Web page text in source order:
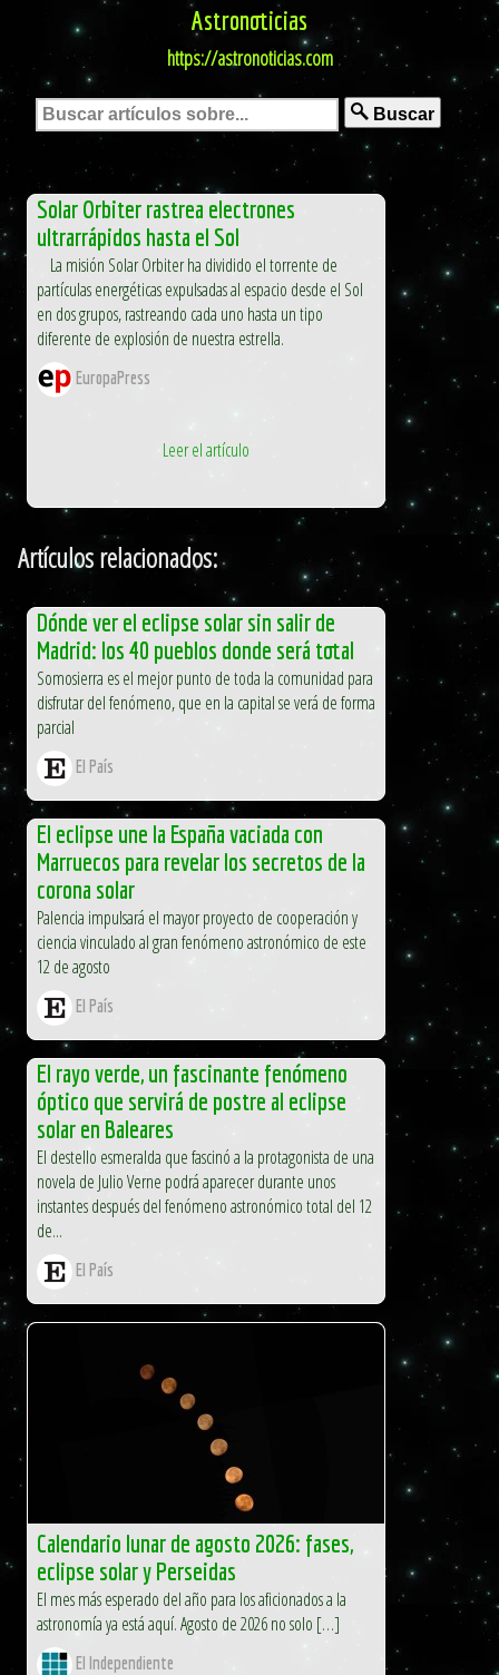
Astronoticias
https://astronoticias.com
Buscar
Solar Orbiter rastrea electrones
ultrarrápidos hasta el Sol
La misión Solar Orbiter ha dividido el torrente de
partículas energéticas expulsadas al espacio desde el Sol
en dos grupos, rastreando cada uno hasta un tipo
diferente de explosión de nuestra estrella.
EuropaPress
Leer el artículo
Artículos relacionados:
Dónde ver el eclipse solar sin salir de
Madrid: los 40 pueblos donde será total
Somosierra es el mejor punto de toda la comunidad para
disfrutar del fenómeno, que en la capital se verá de forma
parcial
El País
El eclipse une la España vaciada con
Marruecos para revelar los secretos de la
corona solar
Palencia impulsará el mayor proyecto de cooperación y
ciencia vinculado al gran fenómeno astronómico de este
12 de agosto
El País
El rayo verde, un fascinante fenómeno
óptico que servirá de postre al eclipse
solar en Baleares
El destello esmeralda que fascinó a la protagonista de una
novela de Julio Verne podrá aparecer durante unos
instantes después del fenómeno astronómico total del 12
de...
El País
Calendario lunar de agosto 2026: fases,
eclipse solar y Perseidas
El mes más esperado del año para los aficionados a la
astronomía ya está aquí. Agosto de 2026 no solo […]
El Independiente